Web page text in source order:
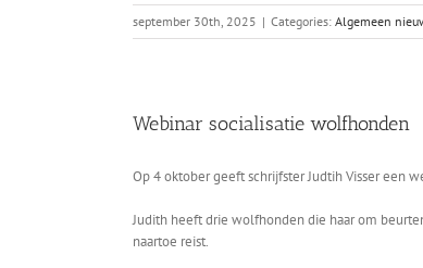
september 30th, 2025 | Categories: Algemeen
Webinar socialisatie wolfhonden
Op 4 oktober geeft schrijfster Judtih Visser een
Judith heeft drie wolfhonden die haar om
naartoe reist.